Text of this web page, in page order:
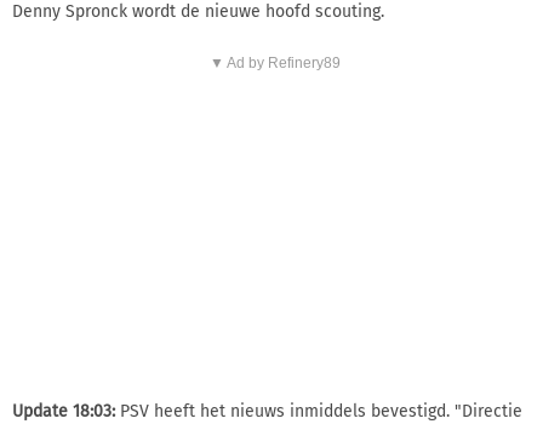
Denny Spronck wordt de nieuwe hoofd scouting.
▼ Ad by Refinery89
Update 18:03:PSV heeft het nieuws inmiddels bevestigd. "Directie